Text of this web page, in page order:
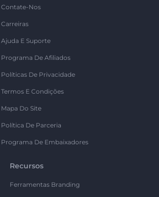
Contate-Nos
Carreiras
Ajuda E Suporte
Programa De Afiliados
Políticas De Privacidade
Termos E Condições
Mapa Do Site
Política De Parceria
Programa De Embaixadores
Recursos
Ferramentas Branding